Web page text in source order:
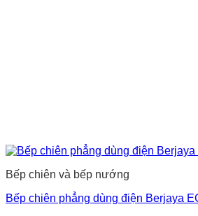
Bếp chiên và bếp nướng
Bếp chiên phẳng dùng điện Berjaya